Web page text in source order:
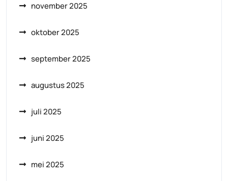
november 2025
oktober 2025
september 2025
augustus 2025
juli 2025
juni 2025
mei 2025